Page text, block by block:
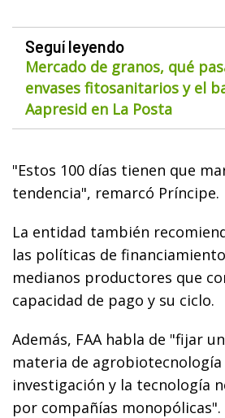
Seguí leyendo
Mercado de granos, qué
envases fitosanitarios y el
Aapresid en La Posta
"Estos 100 días tienen que
tendencia", remarcó Príncipe.
La entidad también
las políticas de
medianos productores que
capacidad de pago y su ciclo.
Además, FAA habla de "fijar
materia de agrobiotecnología
investigación y la tecnología
por compañías monopólicas".